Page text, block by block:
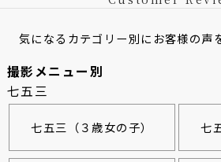
気になるカテゴリー別にお客様の声
撮影メニュー別
七五三
七五三（３歳女の子） 七